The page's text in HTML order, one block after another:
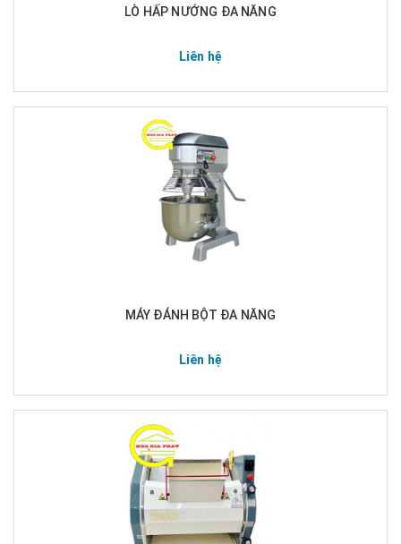
LÒ HẤP NƯỚNG ĐA NĂNG
Liên hệ
MÁY ĐÁNH BỘT ĐA NĂNG
Liên hệ